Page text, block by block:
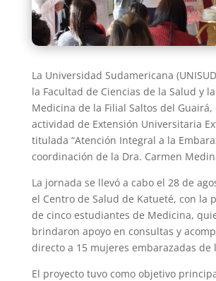
La Universidad Sudamericana
la Facultad de Ciencias de la Salud y
Medicina de la Filial Saltos del
actividad de Extensión Universitaria
titulada “Atención Integral a la
coordinación de la Dra. Carmen
La jornada se llevó a cabo el 28 de
el Centro de Salud de Katueté, con la
de cinco estudiantes de Medicina,
brindaron apoyo en consultas y
directo a 15 mujeres embarazadas de
El proyecto tuvo como objetivo